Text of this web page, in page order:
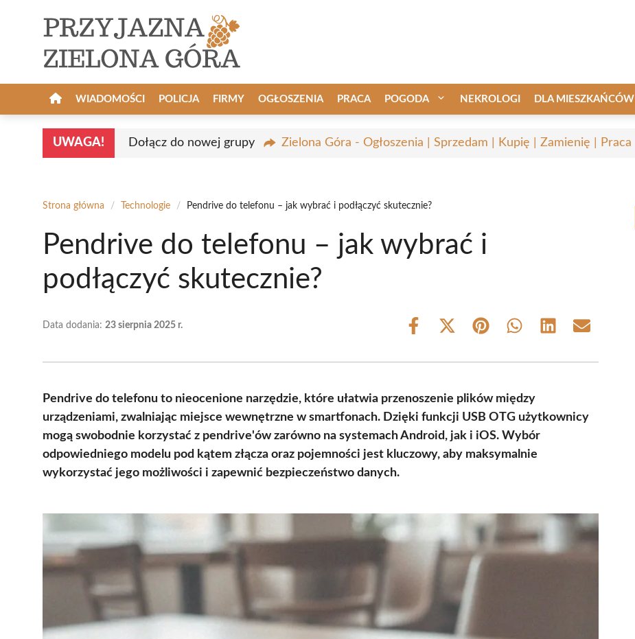
WIADOMOŚCI POLICJA FIRMY OGŁOSZENIA PRACA POGODA NEKROLOGI DLA MIESZKAŃCÓW
UWAGA! Dołącz do nowej grupy Zielona Góra - Ogłoszenia | Sprzedam | Kupię | Zamienię | Praca
Strona główna / Technologie / Pendrive do telefonu – jak wybrać i podłączyć skutecznie?
Pendrive do telefonu – jak wybrać i
podłączyć skutecznie?
Data dodania: 23 sierpnia 2025 r.
Share
Share
(Twitter)
Share Share Share Share
Pendrive do telefonu to nieocenione narzędzie, które ułatwia przenoszenie plików między
urządzeniami, zwalniając miejsce wewnętrzne w smartfonach. Dzięki funkcji USB OTG użytkownicy
mogą swobodnie korzystać z pendrive'ów zarówno na systemach Android, jak i iOS. Wybór
odpowiedniego modelu pod kątem złącza oraz pojemności jest kluczowy, aby maksymalnie
wykorzystać jego możliwości i zapewnić bezpieczeństwo danych.